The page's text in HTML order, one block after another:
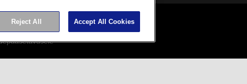
pühendumine
Reject All Accept All Cookies